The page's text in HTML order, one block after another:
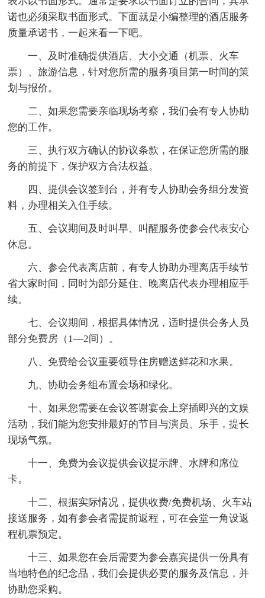
诺也必须采取书面形式。下面就是小编整理的酒店服务
质量承诺书，一起来看一下吧。
一、及时准确提供酒店、大小交通（机票、火车
票）、旅游信息，针对您所需的服务项目第一时间的策
划与报价。
二、如果您需要亲临现场考察，我们会有专人协助
您的工作。
三、执行双方确认的协议条款，在保证您所需的服
务的前提下，保护双方合法权益。
四、提供会议签到台，并有专人协助会务组分发资
料，办理相关入住手续。
五、会议期间及时叫早、叫醒服务使参会代表安心
休息。
六、参会代表离店前，有专人协助办理离店手续节
省大家时间，同时为部分延住、晚离店代表办理相应手
续。
七、会议期间，根据具体情况，适时提供会务人员
部分免费房（1—2间）。
八、免费给会议重要领导住房赠送鲜花和水果。
九、协助会务组布置会场和绿化。
十、如果您需要在会议答谢宴会上穿插即兴的文娱
活动，我们能为您安排最好的节目与演员、乐手，提长
现场气氛。
十一、免费为会议提供会议提示牌、水牌和席位
卡。
十二、根据实际情况，提供收费/免费机场、火车站
接送服务，如有参会者需提前返程，可在会堂一角设返
程机票预定。
十三、如果您在会后需要为参会嘉宾提供一份具有
当地特色的纪念品，我们会提供必要的服务及信息，并
协助您采购。